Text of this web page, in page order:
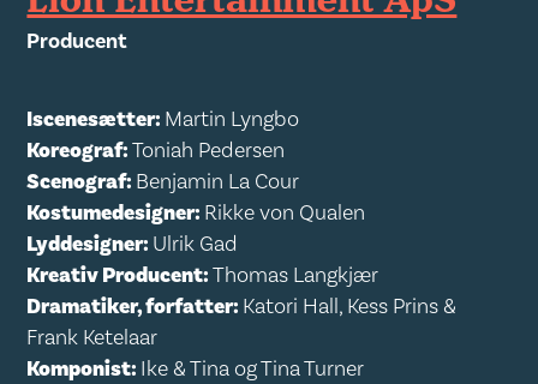
Producent
Iscenesætter: Martin Lyngbo
Koreograf:Toniah Pedersen
Scenograf: Benjamin La Cour
Kostumedesigner: Rikke von Qualen
Lyddesigner: Ulrik Gad
Kreativ Producent:Thomas Langkjær
Dramatiker, forfatter: Katori Hall, Kess Prins &
Frank Ketelaar
Komponist: Ike & Tina og Tina Turner